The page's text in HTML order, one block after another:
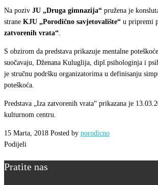
konsultanska
podrška
Na poziv JU „Druga gimnazija“ pružena je
strane KJU „Porodično savjetovalište“ u pripremi
zatvorenih vrata“
S obzirom da predstava prikazuje mentalne
suočavaju, Dženana Kuluglija, dipl.psihologinja i
je stručnu podršku organizatorima u definisanju
poteškoća.
Predstava „Iza zatvorenih vrata“ prikazana je
kulturnom centru.
15 Marta, 2018 Posted by porodicno
Podijeli
Pratite nas